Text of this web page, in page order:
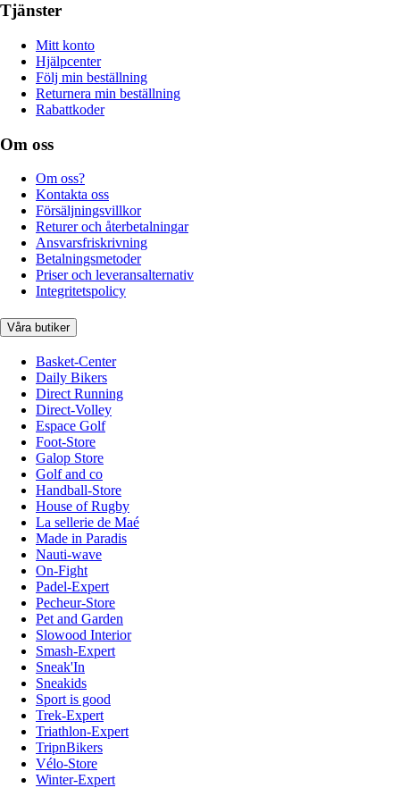
Tjänster
Mitt konto
Hjälpcenter
Följ min beställning
Returnera min beställning
Rabattkoder
Om oss
Om oss?
Kontakta oss
Försäljningsvillkor
Returer och återbetalningar
Ansvarsfriskrivning
Betalningsmetoder
Priser och leveransalternativ
Integritetspolicy
Våra butiker
Basket-Center
Daily Bikers
Direct Running
Direct-Volley
Espace Golf
Foot-Store
Galop Store
Golf and co
Handball-Store
House of Rugby
La sellerie de Maé
Made in Paradis
Nauti-wave
On-Fight
Padel-Expert
Pecheur-Store
Pet and Garden
Slowood Interior
Smash-Expert
Sneak'In
Sneakids
Sport is good
Trek-Expert
Triathlon-Expert
TripnBikers
Vélo-Store
Winter-Expert